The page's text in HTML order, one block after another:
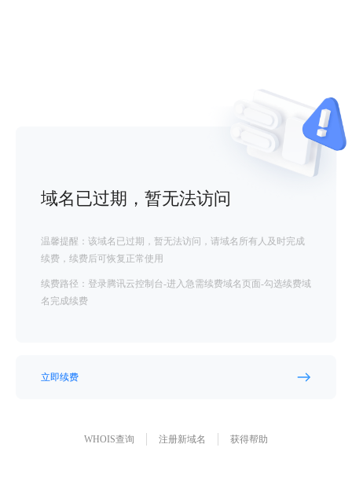
域名已过期，暂无法访问
温馨提醒：该域名已过期，暂无法访问，请域名所有人及时完成
续费，续费后可恢复正常使用
续费路径：登录腾讯云控制台-进入急需续费域名页面-勾选续费域
名完成续费
立即续费
WHOIS查询 注册新域名 获得帮助